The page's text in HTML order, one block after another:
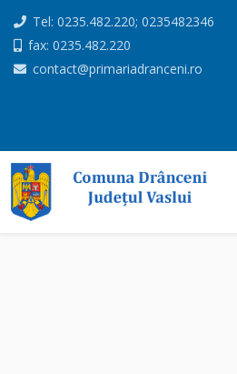
Tel: 0235.482.220; 0235482346
fax: 0235.482.220
contact@primariadranceni.ro